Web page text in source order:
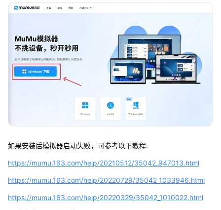
如果安装后模拟器启动失败，可参考以下教程:
https://mumu.163.com/help/20210512/35042_947013.html
https://mumu.163.com/help/20220729/35042_1033946.html
https://mumu.163.com/help/20220329/35042_1010022.html